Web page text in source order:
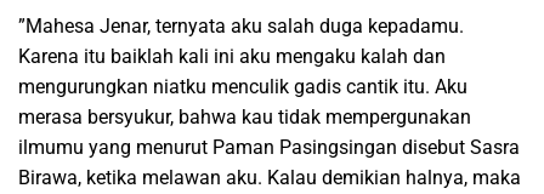
”Mahesa Jenar, ternyata aku salah duga kepadamu.
Karena itu baiklah kali ini aku mengaku kalah dan
mengurungkan niatku menculik gadis cantik itu. Aku
merasa bersyukur, bahwa kau tidak mempergunakan
ilmumu yang menurut Paman Pasingsingan disebut Sasra
Birawa, ketika melawan aku. Kalau demikian halnya, maka